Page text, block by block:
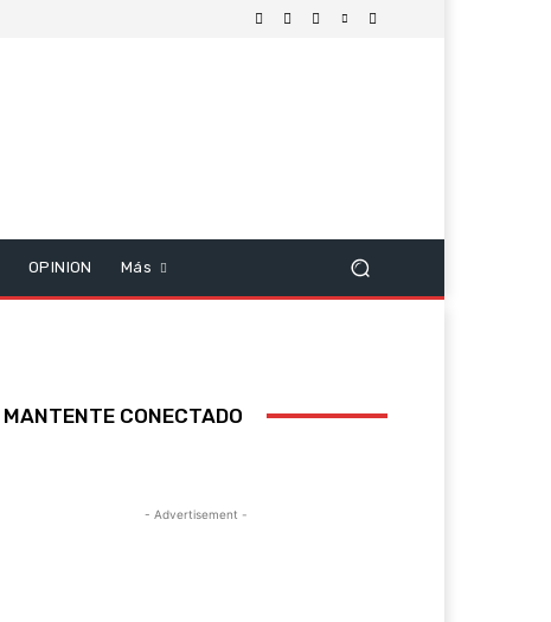
OPINION Más
MANTENTE CONECTADO
- Advertisement -